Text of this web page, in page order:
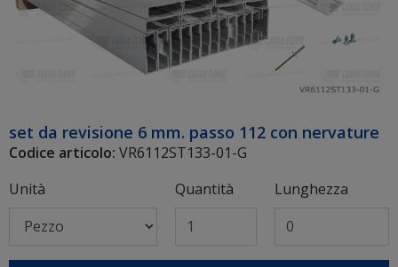
set da revisione 6 mm. passo 112 con nervature
Codice articolo: VR6112ST133-01-G
Unità
Quantità Lunghezza